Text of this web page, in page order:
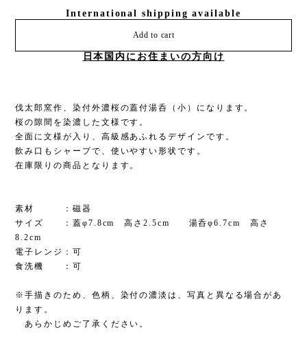
International shipping available
Add to cart
日本国内にお住まいの方向け
伐太郎窯作、染付外濃桜の蓋付湯呑（小）になります。
桜の隙間を染濃した文様です。
全面に文様が入り、高級感あふれるデザインです。
飲み口もシャープで、使いやすい形状です。
在庫限りの商品となります。
素材 ：磁器
サイズ ：蓋φ7.8cm 高さ2.5cm 湯呑φ6.7cm 高さ
8.2cm
電子レンジ：可
食洗機 ：可
※手描きのため、色柄、染付の濃淡は、写真と異なる場合があ
ります。
あらかじめご了承ください。